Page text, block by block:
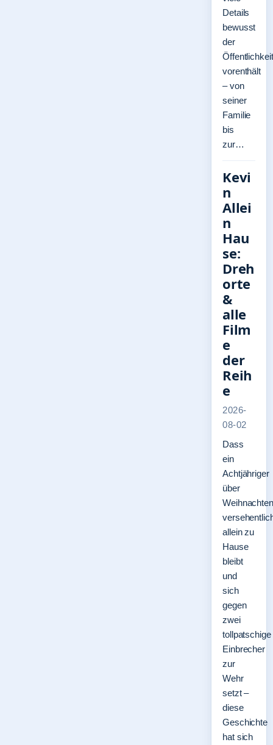
Details
bewusst
der
Öffentlichkeit
vorenthält
– von
seiner
Familie
bis
zur…
Kevi
n
Allei
n
Hau
se:
Dreh
orte
&
alle
Film
e
der
Reih
e
2026-
08-02
Dass
ein
Achtjähriger
über
Weihnachten
allein zu
Hause
bleibt
und
sich
gegen
zwei
tollpatschige
Einbrecher
zur
Wehr
setzt –
diese
Geschichte
hat sich